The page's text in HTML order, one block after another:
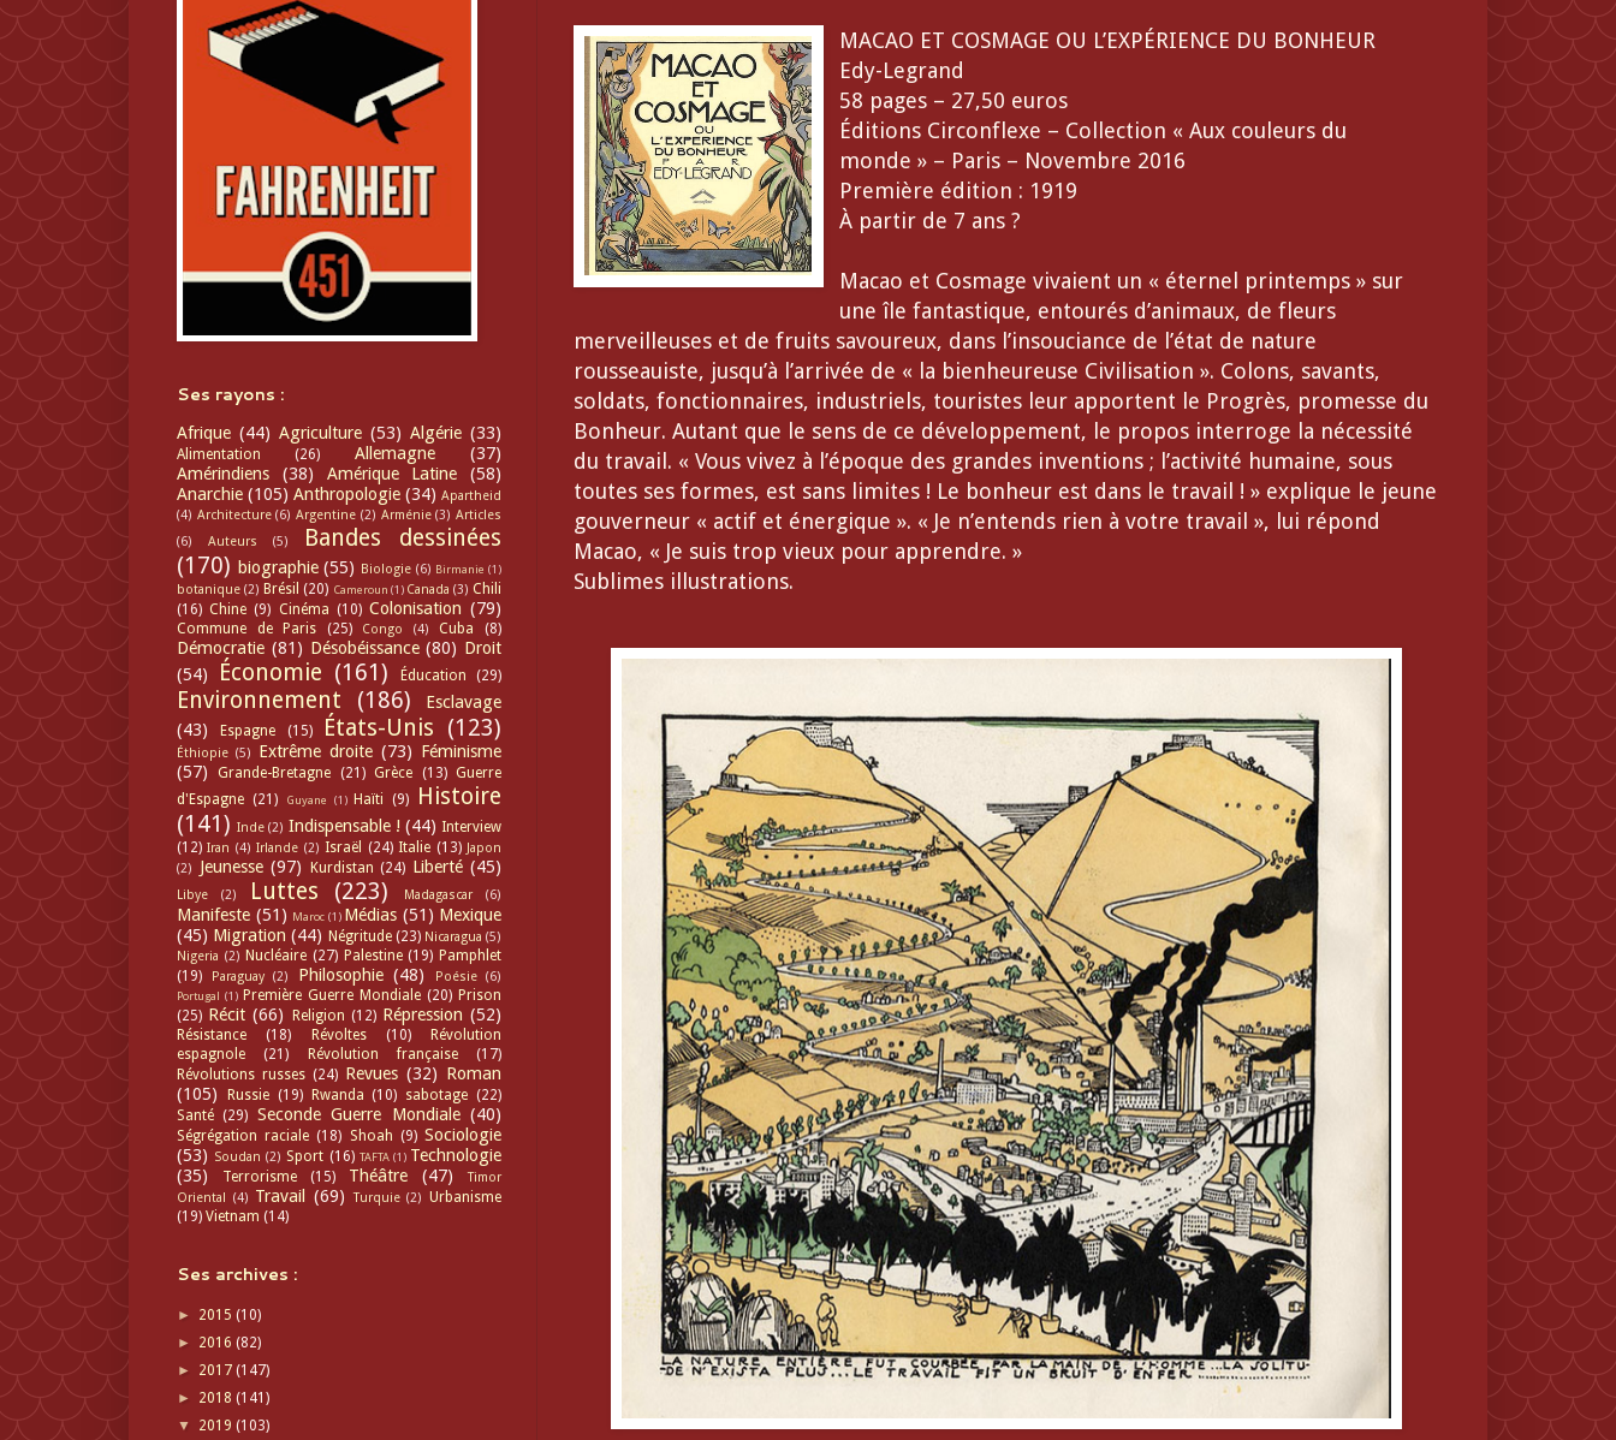
MACAO ET COSMAGE OU L’EXPÉRIENCE DU BONHEUR
Edy-Legrand
58 pages – 27,50 euros
Éditions Circonflexe – Collection « Aux couleurs du
monde » – Paris – Novembre 2016
Première édition : 1919
À partir de 7 ans ?
Macao et Cosmage vivaient un « éternel printemps » sur
une île fantastique, entourés d’animaux, de fleurs
merveilleuses et de fruits savoureux, dans l’insouciance de l’état de nature
rousseauiste, jusqu’à l’arrivée de « la bienheureuse Civilisation ». Colons, savants,
soldats, fonctionnaires, industriels, touristes leur apportent le Progrès, promesse du
Bonheur. Autant que le sens de ce développement, le propos interroge la nécessité
du travail. « Vous vivez à l’époque des grandes inventions ; l’activité humaine, sous
toutes ses formes, est sans limites ! Le bonheur est dans le travail ! » explique le jeune
gouverneur « actif et énergique ». « Je n’entends rien à votre travail », lui répond
Macao, « Je suis trop vieux pour apprendre. »
Sublimes illustrations.
Ses rayons :
Afrique (44) Agriculture (53) Algérie (33)
Alimentation (26) Allemagne
(37)
Amérindiens
(38) Amérique Latine
(58)
Anarchie (105) Anthropologie (34) Apartheid
(4) Architecture (6) Argentine (2) Arménie (3) Articles
(6)
Auteurs (5)
Bandes dessinées
(170) biographie (55) Biologie (6) Birmanie (1)
botanique (2) Brésil (20) Cameroun (1) Canada (3) Chili
(16) Chine (9) Cinéma (10) Colonisation (79)
Commune de Paris (25) Congo (4) Cuba (8)
Démocratie (81) Désobéissance (80) Droit
(54)
Économie (161) Éducation (29)
Environnement (186)
Esclavage
(43)
Espagne (15) États-Unis (123)
Éthiopie (5) Extrême droite (73) Féminisme
(57)
Grande-Bretagne (21) Grèce (13) Guerre
d'Espagne (21) Guyane (1) Haïti (9)
Histoire
(141) Inde (2) Indispensable ! (44) Interview
(12) Iran (4) Irlande (2) Israël (24) Italie (13) Japon
(2)
Jeunesse (97) Kurdistan (24) Liberté (45)
Libye (2) Luttes (223) Madagascar (6)
Manifeste (51) Maroc (1) Médias (51) Mexique
(45) Migration (44) Négritude (23) Nicaragua (5)
Nigeria (2) Nucléaire (27) Palestine (19) Pamphlet
(19)
Paraguay (2) Philosophie (48) Poésie (6)
Portugal (1) Première Guerre Mondiale (20) Prison
(25) Récit (66) Religion (12) Répression (52)
Résistance (18) Révoltes (10)
Révolution
espagnole
(21) Révolution française
(17)
Révolutions russes (24) Revues (32) Roman
(105)
Russie (19) Rwanda (10) sabotage (22)
Santé (29) Seconde Guerre Mondiale (40)
Ségrégation raciale (18) Shoah (9) Sociologie
(53) Soudan (2) Sport (16) TAFTA (1) Technologie
(35)
Terrorisme (15) Théâtre (47)
Timor
Oriental
(4) Travail (69) Turquie (2) Urbanisme
(19) Vietnam (14)
Ses archives :
► 2015 (10)
► 2016 (82)
► 2017 (147)
► 2018 (141)
▼ 2019 (103)